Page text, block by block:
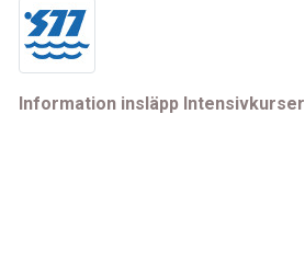
Information insläpp Intensivkurser